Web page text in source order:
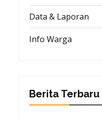
Data & Laporan
Info Warga
Berita Terbaru